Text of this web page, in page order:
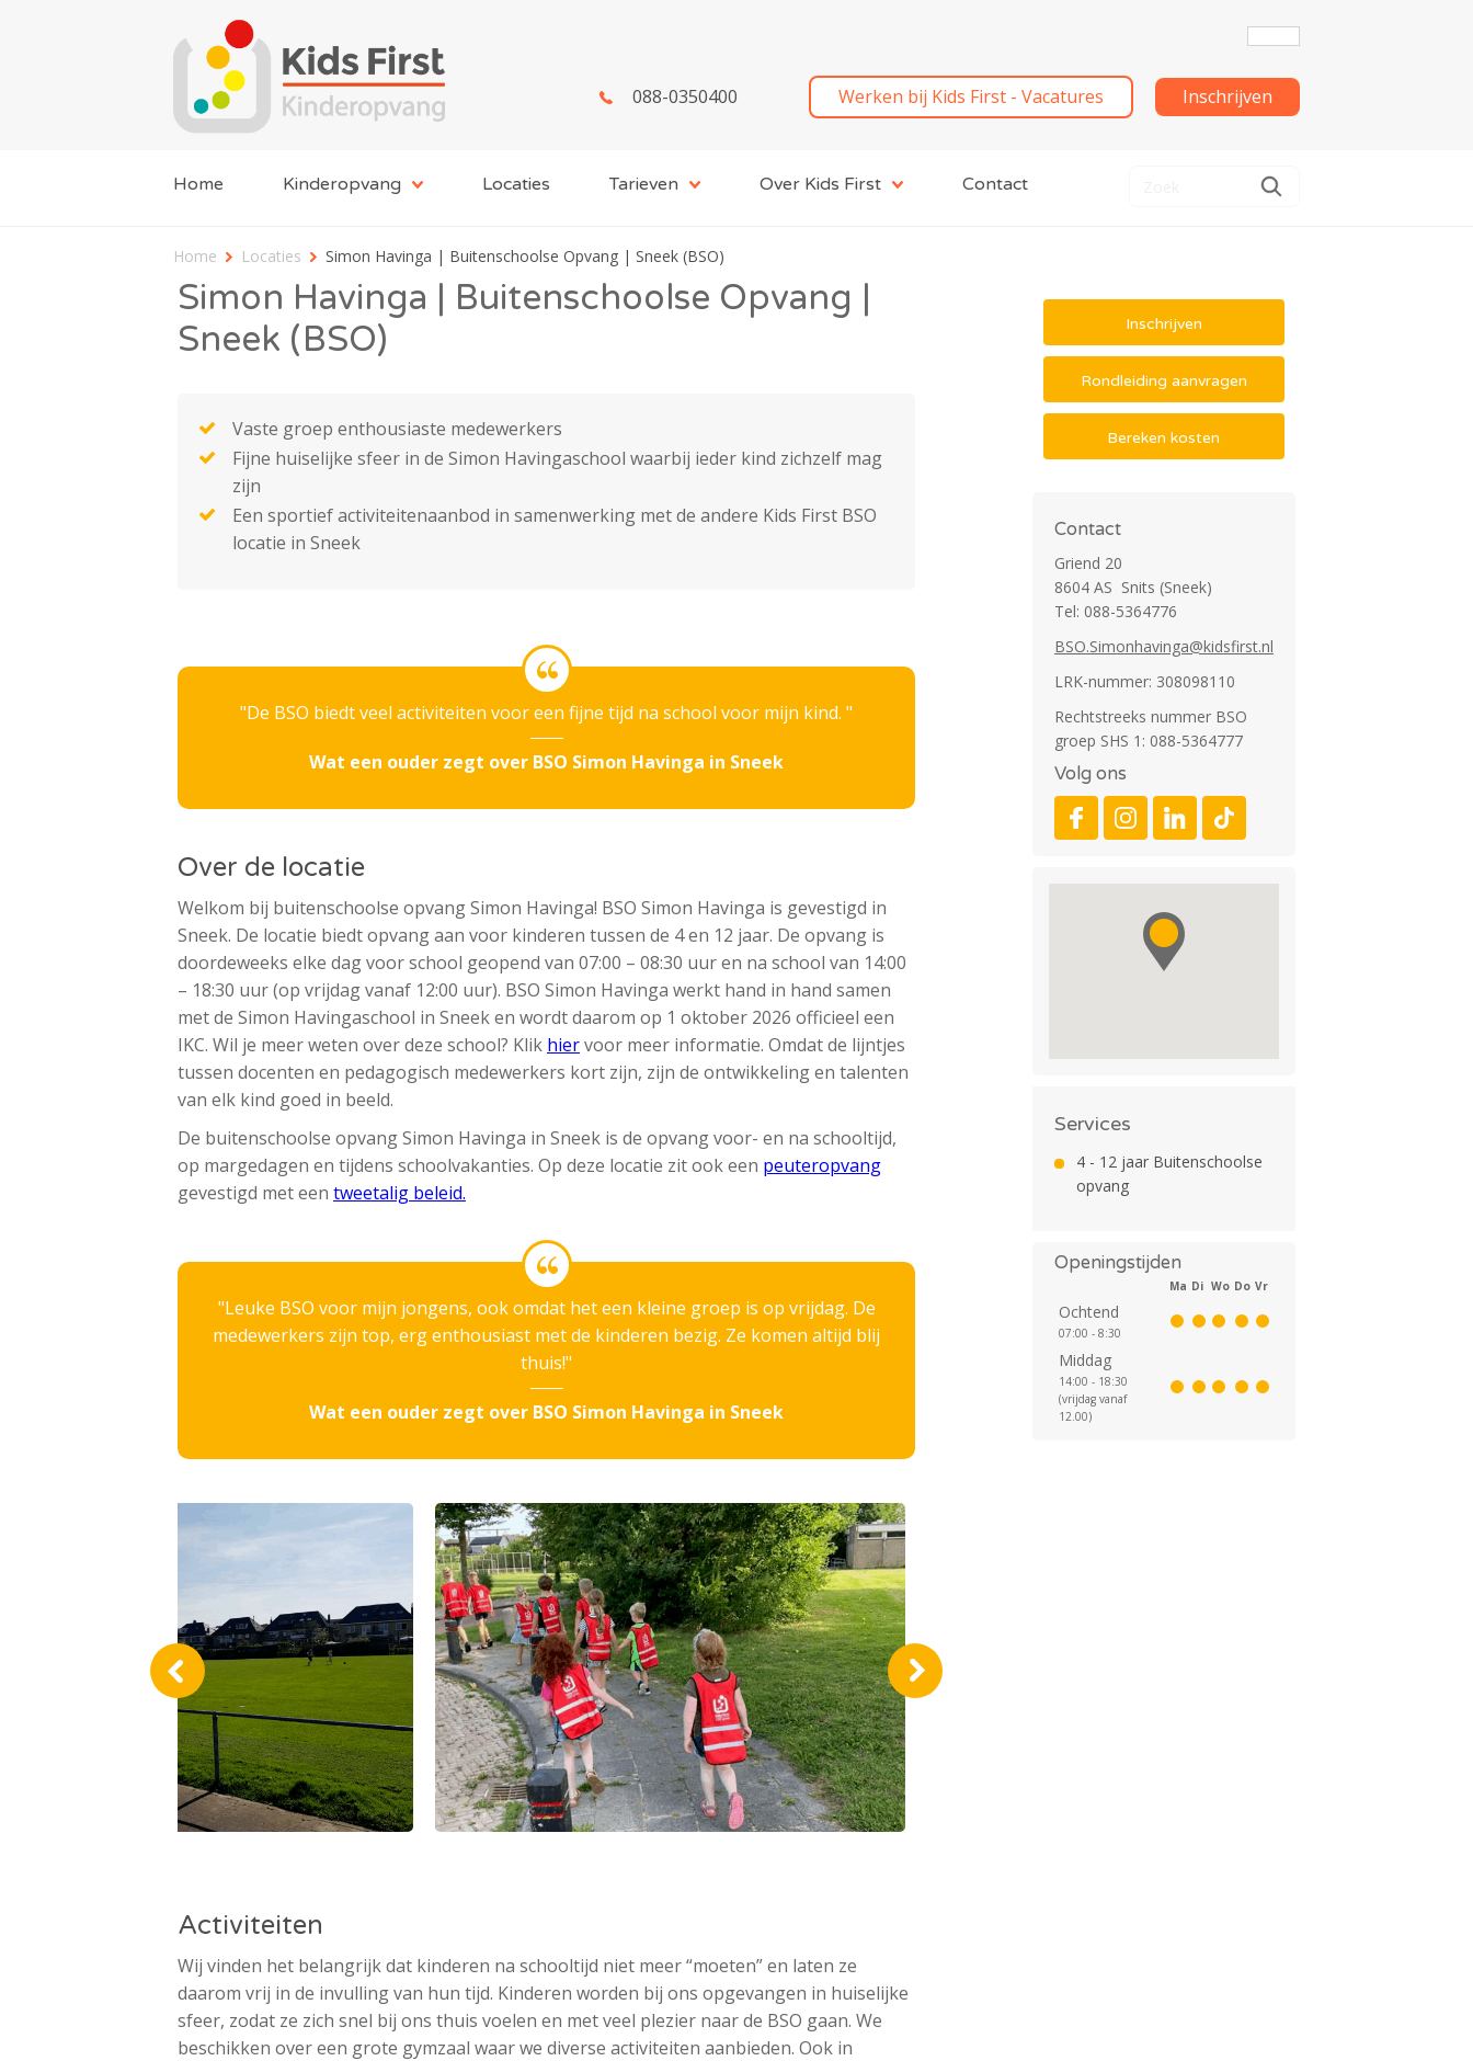
088-0350400 Werken bij Kids First - Vacatures Inschrijven
Home Kinderopvang Locaties Tarieven Over Kids First Contact
Home Locaties Simon Havinga | Buitenschoolse Opvang | Sneek (BSO)
Simon Havinga | Buitenschoolse Opvang |
Sneek (BSO)
Vaste groep enthousiaste medewerkers
Fijne huiselijke sfeer in de Simon Havingaschool waarbij ieder kind zichzelf mag
zijn
Een sportief activiteitenaanbod in samenwerking met de andere Kids First BSO
locatie in Sneek
De BSO biedt veel activiteiten voor een fijne tijd na school voor mijn kind.
Wat een ouder zegt over BSO Simon Havinga in Sneek
Over de locatie
Welkom bij buitenschoolse opvang Simon Havinga! BSO Simon Havinga is gevestigd in
Sneek. De locatie biedt opvang aan voor kinderen tussen de 4 en 12 jaar. De opvang is
doordeweeks elke dag voor school geopend van 07:00 – 08:30 uur en na school van 14:00
– 18:30 uur (op vrijdag vanaf 12:00 uur). BSO Simon Havinga werkt hand in hand samen
met de Simon Havingaschool in Sneek en wordt daarom op 1 oktober 2026 officieel een
IKC. Wil je meer weten over deze school? Klik hiervoor meer informatie. Omdat de lijntjes
tussen docenten en pedagogisch medewerkers kort zijn, zijn de ontwikkeling en talenten
van elk kind goed in beeld.
De buitenschoolse opvang Simon Havinga in Sneek is de opvang voor- en na schooltijd,
op margedagen en tijdens schoolvakanties. Op deze locatie zit ook een peuteropvang
gevestigd met een tweetalig beleid.
Leuke BSO voor mijn jongens, ook omdat het een kleine groep is op vrijdag. De
medewerkers zijn top, erg enthousiast met de kinderen bezig. Ze komen altijd blij
thuis!
Wat een ouder zegt over BSO Simon Havinga in Sneek
Activiteiten
Wij vinden het belangrijk dat kinderen na schooltijd niet meer “moeten” en laten ze
daarom vrij in de invulling van hun tijd. Kinderen worden bij ons opgevangen in huiselijke
sfeer, zodat ze zich snel bij ons thuis voelen en met veel plezier naar de BSO gaan. We
beschikken over een grote gymzaal waar we diverse activiteiten aanbieden. Ook in
Inschrijven
Rondleiding aanvragen
Bereken kosten
Contact
Griend 20
8604 AS Snits (Sneek)
Tel: 088-5364776
BSO.Simonhavinga@kidsfirst.nl
LRK-nummer: 308098110
Rechtstreeks nummer BSO
groep SHS 1: 088-5364777
Volg ons
Services
4 - 12 jaar Buitenschoolse
opvang
Openingstijden
Ma Di Wo Do Vr
Ochtend
07:00 - 8:30
Middag
14:00 - 18:30
(vrijdag vanaf
12.00)